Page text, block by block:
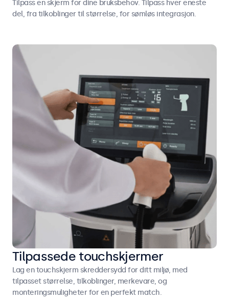
Tilpass en skjerm for dine bruksbehov. Tilpass hver eneste
del, fra tilkoblinger til størrelse, for sømløs integrasjon.
Tilpassede touchskjermer
Lag en touchskjerm skreddersydd for ditt miljø, med
tilpasset størrelse, tilkoblinger, merkevare, og
monteringsmuligheter for en perfekt match.